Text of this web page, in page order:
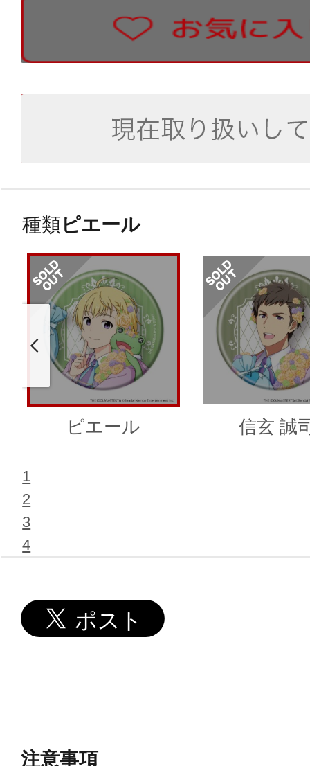
種類ピエール
ピエール 信玄 誠
1
2
3
4
注意事項